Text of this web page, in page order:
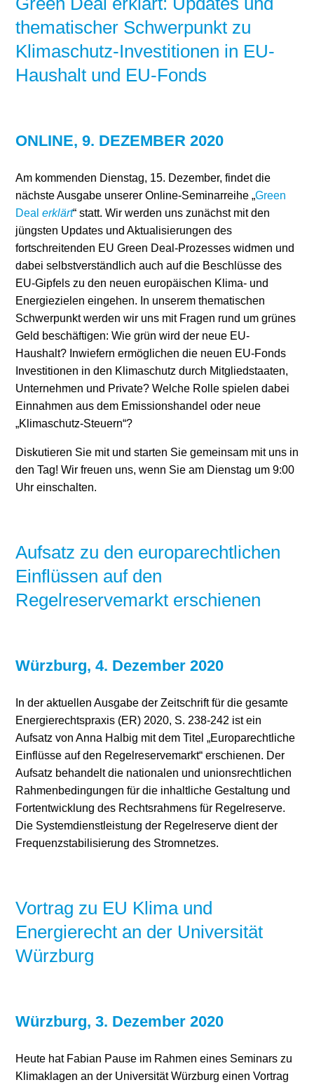
thematischer Schwerpunkt zu
Klimaschutz-Investitionen in EU-
Haushalt und EU-Fonds
ONLINE, 9. DEZEMBER 2020
Am kommenden Dienstag, 15. Dezember, findet die
nächste Ausgabe unserer Online-Seminarreihe „Green
Deal erklärt“ statt. Wir werden uns zunächst mit den
jüngsten Updates und Aktualisierungen des
fortschreitenden EU Green Deal-Prozesses widmen und
dabei selbstverständlich auch auf die Beschlüsse des
EU-Gipfels zu den neuen europäischen Klima- und
Energiezielen eingehen. In unserem thematischen
Schwerpunkt werden wir uns mit Fragen rund um grünes
Geld beschäftigen: Wie grün wird der neue EU-
Haushalt? Inwiefern ermöglichen die neuen EU-Fonds
Investitionen in den Klimaschutz durch Mitgliedstaaten,
Unternehmen und Private? Welche Rolle spielen dabei
Einnahmen aus dem Emissionshandel oder neue
„Klimaschutz-Steuern“?
Diskutieren Sie mit und starten Sie gemeinsam mit uns in
den Tag! Wir freuen uns, wenn Sie am Dienstag um 9:00
Uhr einschalten.
Aufsatz zu den europarechtlichen
Einflüssen auf den
Regelreservemarkt erschienen
Würzburg, 4. Dezember 2020
In der aktuellen Ausgabe der Zeitschrift für die gesamte
Energierechtspraxis (ER) 2020, S. 238-242 ist ein
Aufsatz von Anna Halbig mit dem Titel „Europarechtliche
Einflüsse auf den Regelreservemarkt“ erschienen. Der
Aufsatz behandelt die nationalen und unionsrechtlichen
Rahmenbedingungen für die inhaltliche Gestaltung und
Fortentwicklung des Rechtsrahmens für Regelreserve.
Die Systemdienstleistung der Regelreserve dient der
Frequenzstabilisierung des Stromnetzes.
Vortrag zu EU Klima und
Energierecht an der Universität
Würzburg
Würzburg, 3. Dezember 2020
Heute hat Fabian Pause im Rahmen eines Seminars zu
Klimaklagen an der Universität Würzburg einen Vortrag